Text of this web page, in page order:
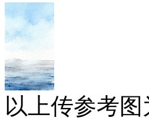
以上传参考